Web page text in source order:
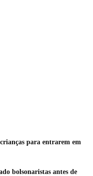
para entrarem em
bolsonaristas antes de